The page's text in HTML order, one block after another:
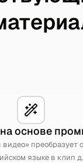
основе
видео» преобразует
языке в клип